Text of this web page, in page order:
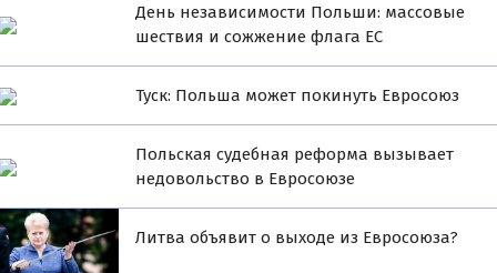
День независимости Польши: массовые
шествия и сожжение флага ЕС
Туск: Польша может покинуть Евросоюз
Польская судебная реформа вызывает
недовольство в Евросоюзе
Литва объявит о выходе из Евросоюза?